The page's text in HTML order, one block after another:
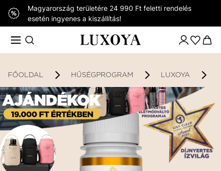
Magyarország területére 24 990 Ft feletti rendelés
esetén ingyenes a kiszállítás!
FŐOLDAL HŰSÉGPROGRAM LUXOYA